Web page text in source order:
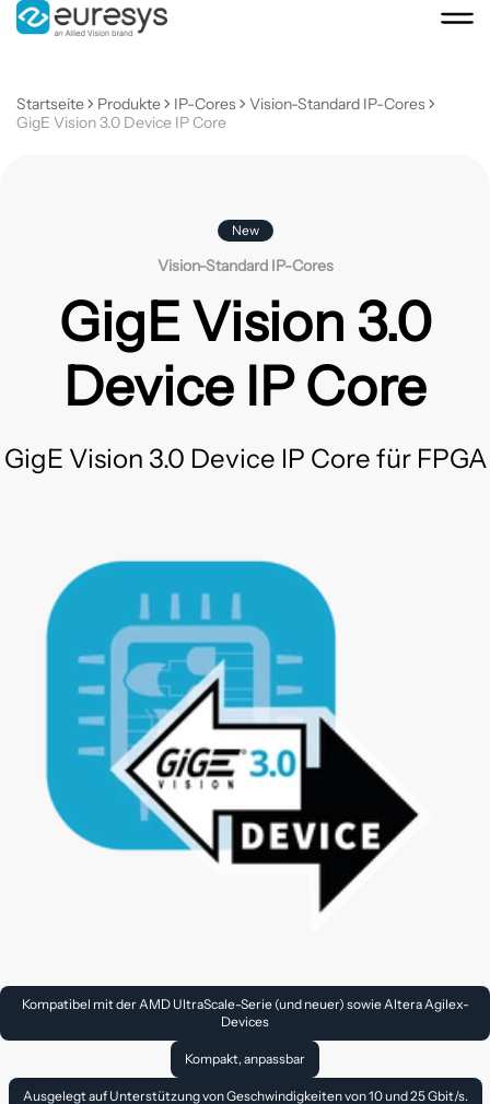
Startseite Produkte IP-Cores
Vision-Standard IP-Cores
GigE Vision 3.0 Device IP Core
New
Vision-Standard IP-Cores
GigE Vision 3.0
Device IP Core
GigE Vision 3.0 Device IP Core für FPGA
Kompatibel mit der AMD UltraScale-Serie (und neuer) sowie Altera Agilex-
Devices
Kompakt, anpassbar
Ausgelegt auf Unterstützung von Geschwindigkeiten von 10 und 25 Gbit/s.